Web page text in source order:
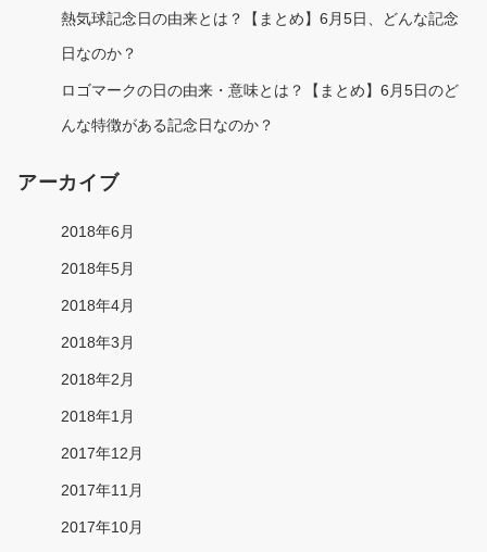
熱気球記念日の由来とは？【まとめ】6月5日、どんな記念
日なのか？
ロゴマークの日の由来・意味とは？【まとめ】6月5日のど
んな特徴がある記念日なのか？
アーカイブ
2018年6月
2018年5月
2018年4月
2018年3月
2018年2月
2018年1月
2017年12月
2017年11月
2017年10月